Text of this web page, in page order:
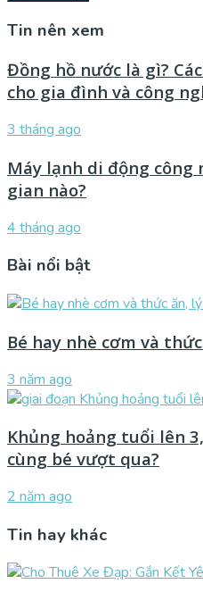
Tin nên xem
Đồng hồ nước là gì?
cho gia đình và công
3 tháng ago
Máy lạnh di động
gian nào?
4 tháng ago
Bài nổi bật
Bé hay nhè cơm và
3 năm ago
Khủng hoảng tuổi lên
cùng bé vượt qua?
2 năm ago
Tin hay khác